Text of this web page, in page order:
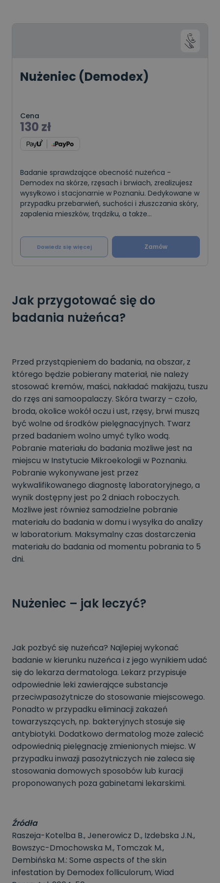
Nużeniec (Demodex)
Cena
130 zł
Badanie sprawdzające obecność nużeńca -
Demodex na skórze, rzęsach i brwiach, zrealizujesz
wysyłkowo i stacjonarnie w Poznaniu. Dedykowane w
przypadku przebarwień, suchości i złuszczania skóry,
zapalenia mieszków, trądziku, a także
Dowiedz się więcej Zamów
Jak przygotować się do
badania nużeńca?
Przed przystąpieniem do badania, na obszar, z
którego będzie pobierany materiał, nie należy
stosować kremów, maści, nakładać makijażu, tuszu
do rzęs ani samoopalaczy. Skóra twarzy – czoło,
broda, okolice wokół oczu i ust, rzęsy, brwi muszą
być wolne od środków pielęgnacyjnych. Twarz
przed badaniem wolno umyć tylko wodą.
Pobranie materiału do badania możliwe jest na
miejscu w Instytucie Mikroekologii w Poznaniu.
Pobranie wykonywane jest przez
wykwalifikowanego diagnostę laboratoryjnego, a
wynik dostępny jest po 2 dniach roboczych.
Możliwe jest również samodzielne pobranie
materiału do badania w domu i wysyłka do analizy
w laboratorium. Maksymalny czas dostarczenia
materiału do badania od momentu pobrania to 5
dni.
Nużeniec – jak leczyć?
Jak pozbyć się nużeńca? Najlepiej wykonać
badanie w kierunku nużeńca i z jego wynikiem udać
się do lekarza dermatologa. Lekarz przypisuje
odpowiednie leki zawierające substancje
przeciwpasożytnicze do stosowanie miejscowego.
Ponadto w przypadku eliminacji zakażeń
towarzyszących, np. bakteryjnych stosuje się
antybiotyki. Dodatkowo dermatolog może zalecić
odpowiednią pielęgnację zmienionych miejsc. W
przypadku inwazji pasożytniczych nie zaleca się
stosowania domowych sposobów lub kuracji
proponowanych poza gabinetami lekarskimi.
Źródła
Raszeja-Kotelba B., Jenerowicz D., Izdebska J.N.,
Bowszyc-Dmochowska M., Tomczak M.,
Dembińska M.: Some aspects of the skin
infestation by Demodex folliculorum, Wiad